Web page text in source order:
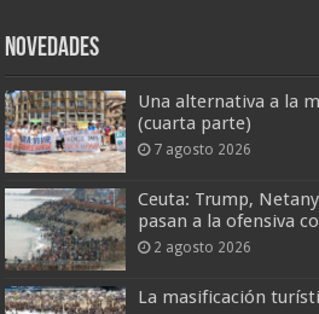
Novedades
Una alternativa a la
(cuarta parte)
7 agosto 2026
Ceuta: Trump,
pasan a la ofensiva
2 agosto 2026
La masificación